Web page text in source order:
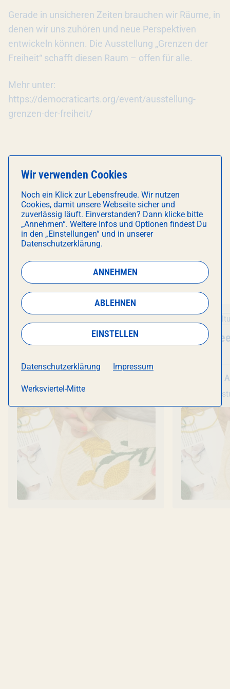
Gerade in unsicheren Zeiten brauchen wir Räume, in
denen wir uns zuhören und neue Perspektiven
entwickeln können. Die Ausstellung „Grenzen der
Freiheit“ schafft diesen Raum – offen für alle.
Mehr unter:
https://democraticarts.org/event/ausstellung-
grenzen-der-freiheit/
KONTAKTDATEN VERANSTALTER
Webseite:https://democraticarts.org
DAS KÖNNTE DICH AUCH
INTERESSIEREN
Veranstaltung
Punch Needle - Workshop
Kreativstudio München
Kunst &
Punch
Mo 10.
Wir verwenden Cookies
Noch ein Klick zur Lebensfreude. Wir nutzen
Cookies, damit unsere Webseite sicher und
zuverlässig läuft. Einverstanden? Dann klicke bitte
„Annehmen“. Weitere Infos und Optionen findest Du
in den „Einstellungen“ und in unserer
Datenschutzerklärung.
ANNEHMEN
ABLEHNEN
EINSTELLEN
Datenschutzerklärung Impressum
Werksviertel-Mitte